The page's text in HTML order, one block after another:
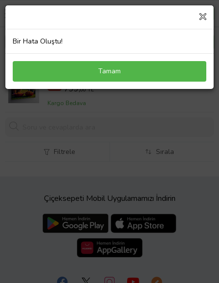
Kanvas Tablo Kedi Ailesi
%20 1000,00 TL
799,00 TL
Kargo Bedava
Filtrele Sırala
Çiçeksepeti Mobil Uygulamamızı İndirin
Bir Hata Oluştu!
Tamam